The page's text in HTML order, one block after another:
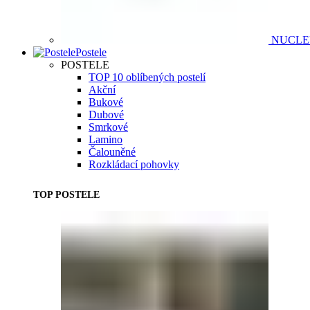
Postele
POSTELE
TOP 10 oblíbených postelí
Akční
Bukové
Dubové
Smrkové
Lamino
Čalouněné
Rozkládací pohovky
TOP POSTELE